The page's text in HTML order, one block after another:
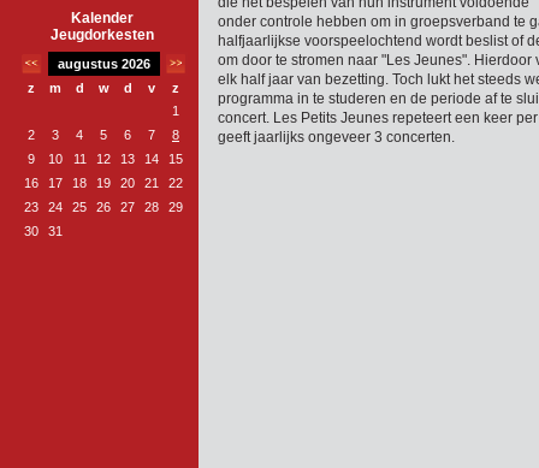
Kalender
Jeugdorkesten
augustus 2026
z
m d w d v
z
1
2
3 4 5 6 7
8
9
10 11 12 13 14
15
16
17 18 19 20 21
22
23
24 25 26 27 28
29
30
31
onder controle hebben om in groepsverband te
halfjaarlijkse voorspeelochtend wordt beslist of
om door te stromen naar "Les Jeunes".
elk half jaar van bezetting. Toch lukt het steeds
programma in te studeren en de periode af te
concert. Les Petits Jeunes repeteert een keer
geeft jaarlijks ongeveer 3 concerten.